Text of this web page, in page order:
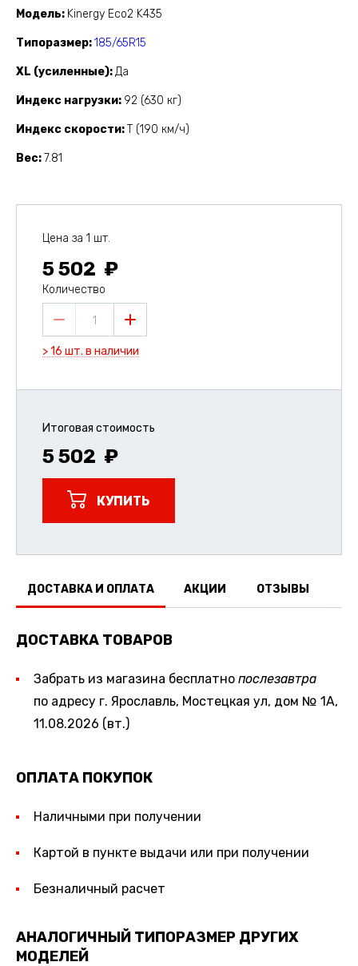
Модель Kinergy Eco2 K435
Типоразмер 185/65R15
XL (усиленные) Да
Индекс нагрузки 92 (630 кг)
Индекс скорости T (190 км/ч)
Вес 7.81
Цена за 1 шт.
5 502
Количество
1
> 16 шт. в наличии
Итоговая стоимость
5 502
КУПИТЬ
ДОСТАВКА И ОПЛАТА АКЦИИ ОТЗЫВЫ
ДОСТАВКА ТОВАРОВ
Забрать из магазина бесплатно послезавтра
по адресу г. Ярославль, Мостецкая ул, дом № 1А,
11.08.2026 (вт.)
ОПЛАТА ПОКУПОК
Наличными при получении
Картой в пункте выдачи или при получении
Безналичный расчет
АНАЛОГИЧНЫЙ ТИПОРАЗМЕР ДРУГИХ
МОДЕЛЕЙ